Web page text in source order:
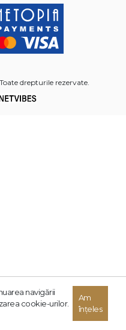
drepturile rezervate.
navigării
cookie-urilor.
Am
înțeles